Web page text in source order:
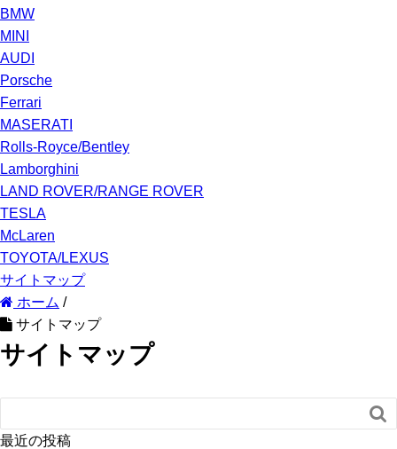
BMW
MINI
AUDI
Porsche
Ferrari
MASERATI
Rolls-Royce/Bentley
Lamborghini
LAND ROVER/RANGE ROVER
TESLA
McLaren
TOYOTA/LEXUS
サイトマップ
ホーム /
サイトマップ
サイトマップ

最近の投稿